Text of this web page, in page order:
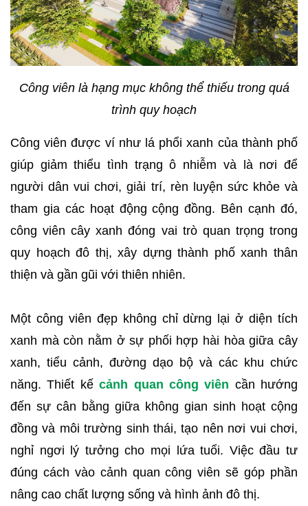
Công viên là hạng mục không thể thiếu trong quá
trình quy hoạch
Công viên được ví như lá phổi xanh của thành phố
giúp giảm thiểu tình trạng ô nhiễm và là nơi để
người dân vui chơi, giải trí, rèn luyện sức khỏe và
tham gia các hoạt động cộng đồng. Bên cạnh đó,
công viên cây xanh đóng vai trò quan trọng trong
quy hoạch đô thị, xây dựng thành phố xanh thân
thiện và gần gũi với thiên nhiên.
Một công viên đẹp không chỉ dừng lại ở diện tích
xanh mà còn nằm ở sự phối hợp hài hòa giữa cây
xanh, tiểu cảnh, đường dạo bộ và các khu chức
năng. Thiết kếcảnh quan công viên cần hướng
đến sự cân bằng giữa không gian sinh hoạt cộng
đồng và môi trường sinh thái, tạo nên nơi vui chơi,
nghỉ ngơi lý tưởng cho mọi lứa tuổi. Việc đầu tư
đúng cách vào cảnh quan công viên sẽ góp phần
nâng cao chất lượng sống và hình ảnh đô thị.